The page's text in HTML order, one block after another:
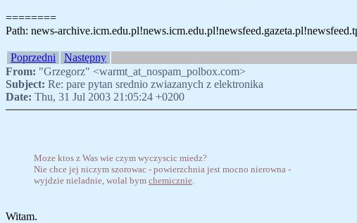
========
Path: news-
Poprzedni Następny
From: "Grzegorz" <warmt_at_nospam_polbox.com>
Subject: Re: pare pytan srednio zwiazanych z elektronika
Date: Thu, 31 Jul 2003 21:05:24 +0200
Moze ktos z Was wie czym wyczyscic miedz?
Nie chce jej niczym szorowac - powierzchnia jest mocno nierowna -
wyjdzie nieladnie, wolal bym chemicznie.
Witam.